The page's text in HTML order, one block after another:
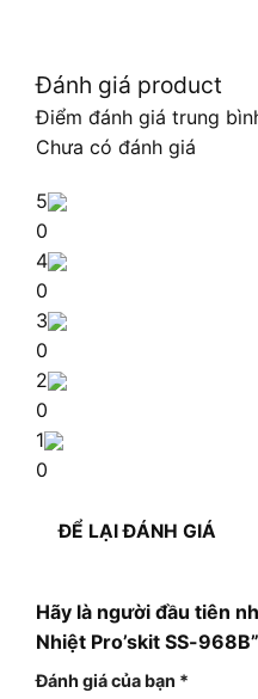
Đánh giá product
Điểm đánh giá trung
Chưa có đánh giá
5
0
4
0
3
0
2
0
1
0
ĐỂ LẠI ĐÁNH GIÁ
Hãy là người đầu tiên
Nhiệt Pro’skit SS-968B”
Đánh giá của bạn *